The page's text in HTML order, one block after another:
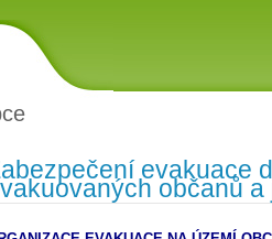
evakuace
občanů a